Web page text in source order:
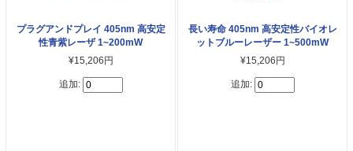
プラグアンドプレイ 405nm 高安定
性青紫レーザ 1~200mW
¥15,206円
追加:
長い寿命 405nm 高安定性バイオレ
ットブルーレーザー 1~500mW
¥15,206円
追加: